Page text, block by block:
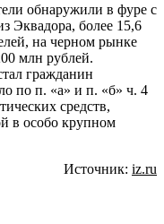
обнаружили в фуре с
Эквадора, более 15,6
на черном рынке
млн рублей.
гражданин
по п. «а» и п. «б» ч. 4
средств,
в особо крупном
Источник: iz.ru